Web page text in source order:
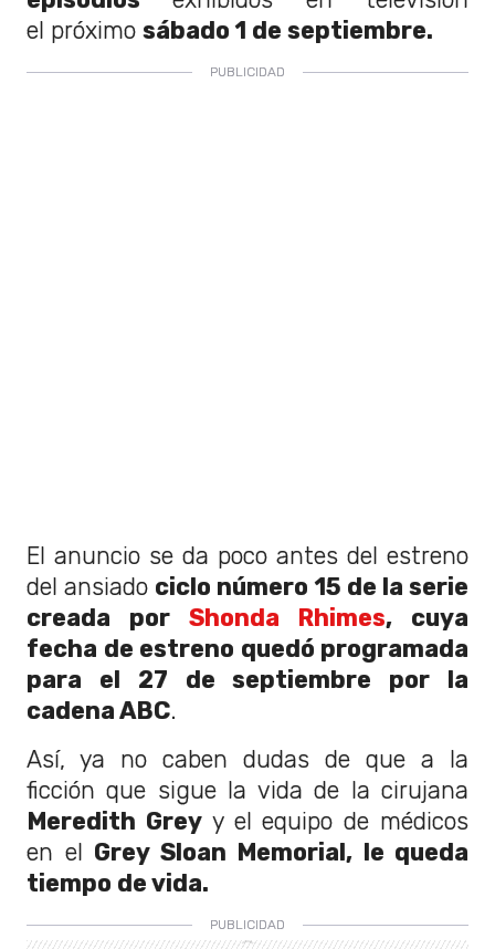
el próximo sábado 1 de septiembre.
El anuncio se da poco antes del estreno
del ansiado ciclo número 15 de la serie
creada por Shonda Rhimes, cuya
fecha de estreno quedó programada
para el 27 de septiembre por la
cadena ABC.
Así, ya no caben dudas de que a la
ficción que sigue la vida de la cirujana
Meredith Greyy el equipo de médicos
en el Grey Sloan Memorial, le queda
tiempo de vida.